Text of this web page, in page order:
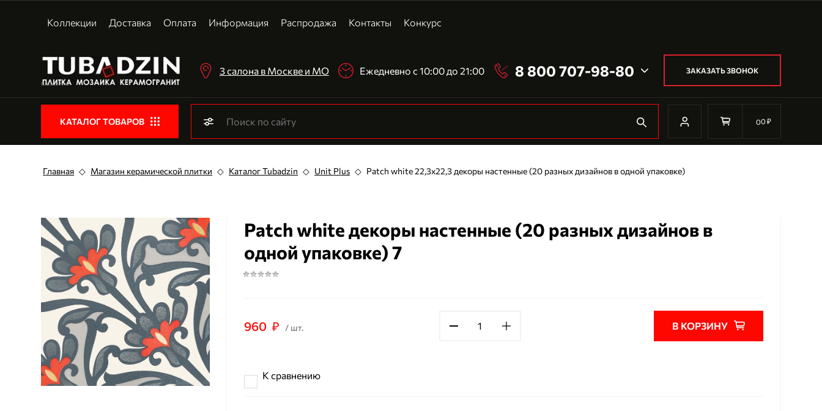
Коллекции Доставка Оплата Информация Распродажа Контакты Конкурс
3 салона в Москве и МО Ежедневно с 10:00 до 21:00 8 800 707-98-80 ЗАКАЗАТЬ ЗВОНОК
КАТАЛОГ ТОВАРОВ 00₽
Главная ◇ Магазин керамической плитки ◇ Каталог Tubadzin ◇ Unit Plus ◇ Patch white 22,3х22,3 декоры настенные (20 разных дизайнов в одной упаковке)
Patch white декоры настенные (20 разных дизайнов в
одной упаковке) 7
960 ₽ / шт. В КОРЗИНУ
К сравнению